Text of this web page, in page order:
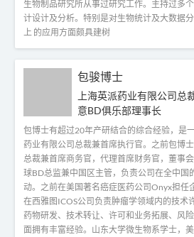
生物制品研究所从事过研究工作。主持过多
计设计及分析。特别是对生物统计及大数据
上 的应用方面颇具建树
包骏博士
上海英派药业有限公司总
意BD俱乐部理事长
包博士有超过20年产研结合的综合经验，是
药业有限公司总裁兼首席执行官。之前包博
总裁兼首席商务官，代理首席财务官，董事
球BD总监兼中国区主管，负责公司在全中国
动。之前在美国著名癌症医药公司Onyx担任
在西雅图ICOS公司负责肿瘤学领域内的技术
药物研发、技术转让、许可和业务拓展、风
面拥有丰富经验。山东大学微生物系学士，